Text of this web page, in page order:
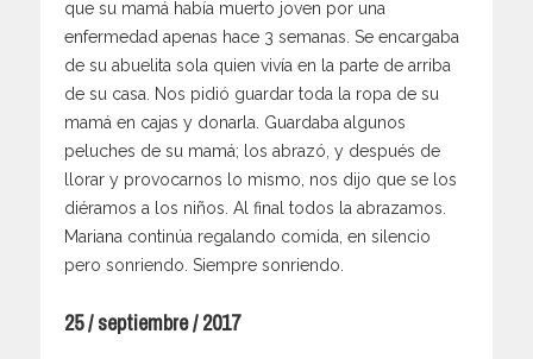
que su mamá había muerto joven por una
enfermedad apenas hace 3 semanas. Se encargaba
de su abuelita sola quien vivía en la parte de arriba
de su casa. Nos pidió guardar toda la ropa de su
mamá en cajas y donarla. Guardaba algunos
peluches de su mamá; los abrazó, y después de
llorar y provocarnos lo mismo, nos dijo que se los
diéramos a los niños. Al final todos la abrazamos.
Mariana continúa regalando comida, en silencio
pero sonriendo. Siempre sonriendo.
25 / septiembre / 2017